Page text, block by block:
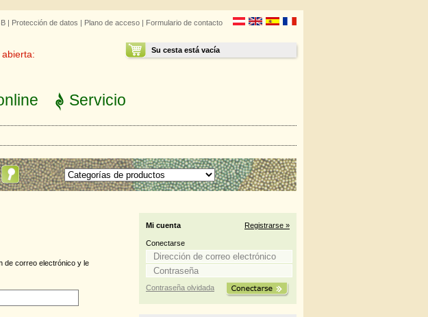
| Protección de datos | Plano de acceso | Formulario de contacto
Su cesta está vacía
Servicio
de correo electrónico y le
Mi cuenta Registrarse »
Conectarse
Contraseña olvidada